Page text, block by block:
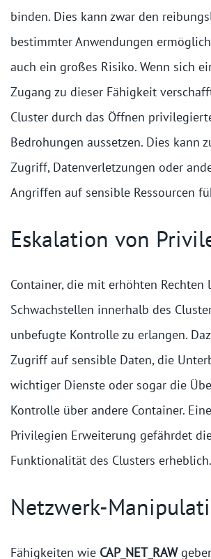
binden. Dies kann zwar den
bestimmter Anwendungen
auch ein großes Risiko. Wenn sich
Zugang zu dieser Fähigkeit
Cluster durch das Öffnen
Bedrohungen aussetzen. Dies kann
Zugriff, Datenverletzungen oder
Angriffen auf sensible Ressourcen
Eskalation von
Container, die mit erhöhten Rechten
Schwachstellen innerhalb des
unbefugte Kontrolle zu erlangen.
Zugriff auf sensible Daten, die
wichtiger Dienste oder sogar die
Kontrolle über andere Container.
Privilegien Erweiterung gefährdet
Funktionalität des Clusters erheblich.
Netzwerk-
Fähigkeiten wie CAP_NET_RAW